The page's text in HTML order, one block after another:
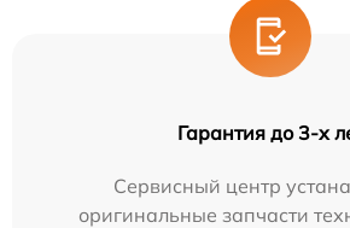
Гарантия до 3-х
Сервисный центр
оригинальные запчасти